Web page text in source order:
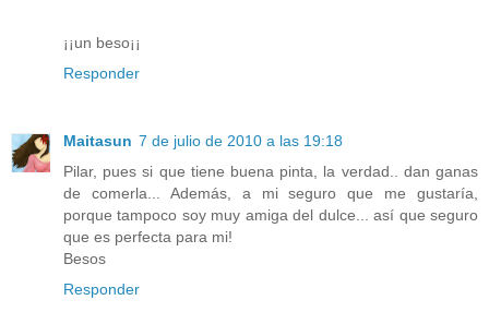
¡¡un beso¡¡
Responder
Maitasun 7 de julio de 2010 a las 19:18
Pilar, pues si que tiene buena pinta, la verdad.. dan ganas
de comerla... Además, a mi seguro que me gustaría,
porque tampoco soy muy amiga del dulce... así que seguro
que es perfecta para mi!
Besos
Responder